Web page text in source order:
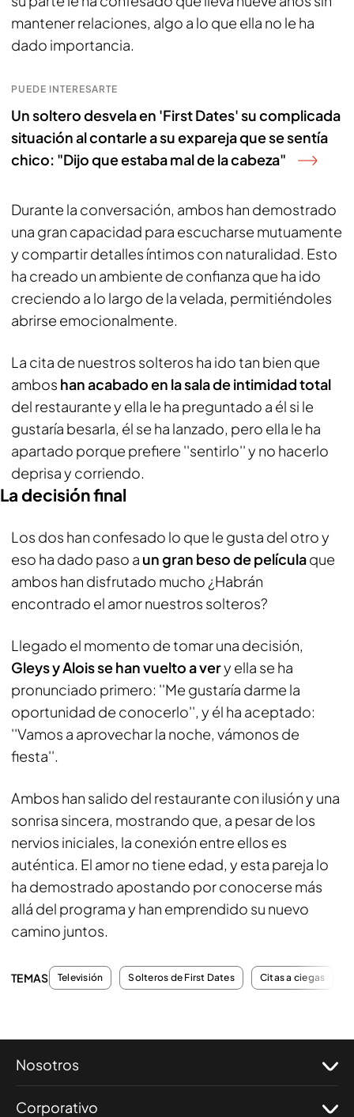
mantener relaciones, algo a lo que ella no le ha
dado importancia.
PUEDE INTERESARTE
Un soltero desvela en 'First Dates' su complicada
situación al contarle a su expareja que se sentía
chico: "Dijo que estaba mal de la cabeza"
Durante la conversación, ambos han demostrado
una gran capacidad para escucharse mutuamente
y compartir detalles íntimos con naturalidad. Esto
ha creado un ambiente de confianza que ha ido
creciendo a lo largo de la velada, permitiéndoles
abrirse emocionalmente.
La cita de nuestros solteros ha ido tan bien que
ambos han acabado en la sala de intimidad total
del restaurante y ella le ha preguntado a él si le
gustaría besarla, él se ha lanzado, pero ella le ha
apartado porque prefiere ''sentirlo'' y no hacerlo
deprisa y corriendo.
La decisión final
Los dos han confesado lo que le gusta del otro y
eso ha dado paso a un gran beso de películaque
ambos han disfrutado mucho ¿Habrán
encontrado el amor nuestros solteros?
Llegado el momento de tomar una decisión,
Gleys y Alois se han vuelto a very ella se ha
pronunciado primero: ''Me gustaría darme la
oportunidad de conocerlo'', y él ha aceptado:
''Vamos a aprovechar la noche, vámonos de
fiesta''.
Ambos han salido del restaurante con ilusión y una
sonrisa sincera, mostrando que, a pesar de los
nervios iniciales, la conexión entre ellos es
auténtica. El amor no tiene edad, y esta pareja lo
ha demostrado apostando por conocerse más
allá del programa y han emprendido su nuevo
camino juntos.
TEMAS Televisión Solteros de First Dates Citas a ciegas
Nosotros
Corporativo